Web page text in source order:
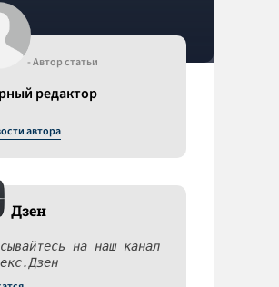
- Автор статьи
редактор
автора
Дзен
на наш канал